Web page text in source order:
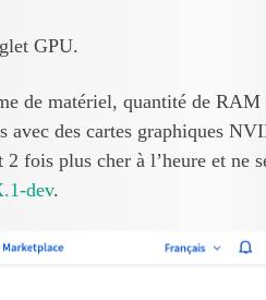
GPU.
de matériel, quantité de RAM
avec des cartes graphiques
fois plus cher à l’heure et ne
dev.